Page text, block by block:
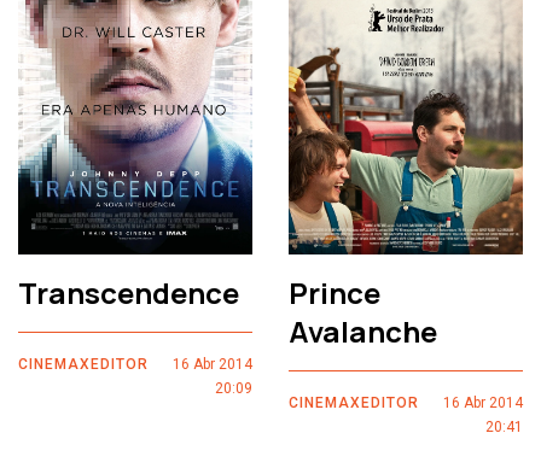
Transcendence
CINEMAXEDITOR
16 Abr 2014
20:09
Prince
Avalanche
CINEMAXEDITOR
16 Abr 2014
20:41